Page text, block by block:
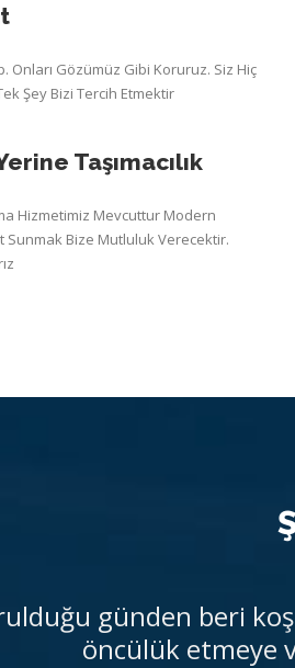
Onları Gözümüz Gibi Koruruz. Siz Hiç
Şey Bizi Tercih Etmektir
Taşımacılık
Hizmetimiz Mevcuttur Modern
Sunmak Bize Mutluluk Verecektir.
günden beri
öncülük etmeye